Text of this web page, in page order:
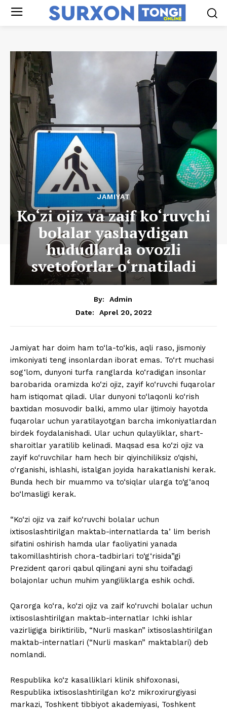
JAMIYAT
Ko‘zi ojiz va zaif ko‘ruvchi
bolalar yashaydigan
hududlarda ovozli
svetoforlar o‘rnatiladi
By:
Admin
Date:
Aprel 20, 2022
Jamiyat har doim ham to‘la-to‘kis, aqli raso, jismoniy
imkoniyati teng insonlardan iborat emas. To‘rt muchasi
sog‘lom, dunyoni turfa ranglarda ko‘radigan insonlar
barobarida oramizda ko‘zi ojiz, zayif ko‘ruvchi fuqarolar
ham istiqomat qiladi. Ular dunyoni to‘laqonli ko‘rish
baxtidan mosuvodir balki, ammo ular ijtimoiy hayotda
fuqarolar uchun yaratilayotgan barcha imkoniyatlardan
birdek foydalanishadi. Ular uchun qulayliklar, shart-
sharoitlar yaratilib kelinadi. Maqsad esa ko‘zi ojiz va
zayif ko‘ruvchilar ham hech bir qiyinchiliksiz o‘qishi,
o‘rganishi, ishlashi, istalgan joyida harakatlanishi kerak.
Bunda hech bir muammo va to‘siqlar ularga to‘g‘anoq
bo‘lmasligi kerak.
“Ko‘zi ojiz va zaif ko‘ruvchi bolalar uchun
ixtisoslashtirilgan maktab-internatlarda taʼlim berish
sifatini oshirish hamda ular faoliyatini yanada
takomillashtirish chora-tadbirlari to‘g‘risida”gi
Prezident qarori qabul qilingani ayni shu toifadagi
bolajonlar uchun muhim yangiliklarga eshik ochdi.
Qarorga ko‘ra, ko‘zi ojiz va zaif ko‘ruvchi bolalar uchun
ixtisoslashtirilgan maktab-internatlar Ichki ishlar
vazirligiga biriktirilib, “Nurli maskan” ixtisoslashtirilgan
maktab-internatlari (“Nurli maskan” maktablari) deb
nomlandi.
Respublika ko‘z kasalliklari klinik shifoxonasi,
Respublika ixtisoslashtirilgan ko‘z mikroxirurgiyasi
markazi, Toshkent tibbiyot akademiyasi, Toshkent